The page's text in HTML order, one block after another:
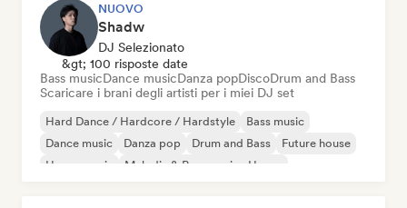
NUOVO
Shadw
DJ Selezionato
&gt; 100 risposte date
Bass musicDance musicDanza popDiscoDrum and Bass
Scaricare i brani degli artisti per i miei DJ set
Hard Dance / Hardcore / Hardstyle
Bass music
Dance music
Danza pop Drum and Bass
Future house
House music
Melodic & Progressive House